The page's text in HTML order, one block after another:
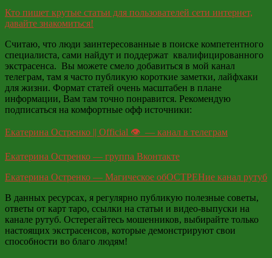
Кто пишет крутые статьи для пользователей сети интернет,
давайте знакомиться!
Считаю, что люди заинтересованные в поиске компетентного
специалиста, сами найдут и поддержат квалифицированного
экстрасенса. Вы можете смело добавиться в мой канал
телеграм, там я часто публикую короткие заметки, лайфхаки
для жизни. Формат статей очень масштабен в плане
информации, Вам там точно понравится. Рекомендую
подписаться на комфортные офф источники:
Екатерина Остренко || Official 👁 — канал в телеграм
Екатерина Остренко — группа Вконтакте
Екатерина Остренко — Магическое обОСТРЕНие канал рутуб
В данных ресурсах, я регулярно публикую полезные советы,
ответы от карт таро, ссылки на статьи и видео-выпуски на
канале рутуб. Остерегайтесь мошенников, выбирайте только
настоящих экстрасенсов, которые демонстрируют свои
способности во благо людям!